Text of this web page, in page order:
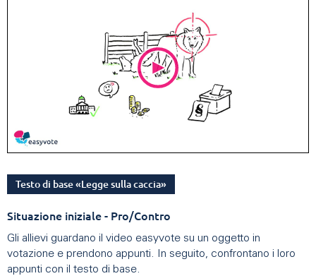
Testo di base «Legge sulla caccia»
Situazione iniziale - Pro/Contro
Gli allievi guardano il video easyvote su un oggetto in
votazione e prendono appunti. In seguito, confrontano i loro
appunti con il testo di base.